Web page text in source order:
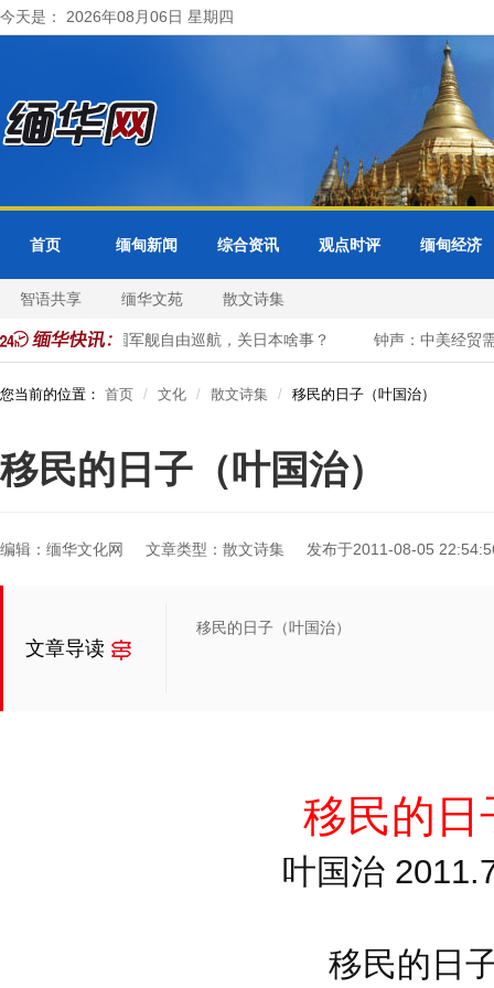
今天是： 2026年08月06日 星期四
首页 缅甸新闻 综合资讯 观点时评 缅甸经济
智语共享 缅华文苑 散文诗集
居民 中国军舰自由巡航，关日本啥事？ 钟声：中美经贸需
您当前的位置： 首页 文化 散文诗集 移民的日子（叶国治）
移民的日子（叶国治）
编辑：缅华文化网 文章类型：散文诗集 发布于2011-08-05
文章导读
移民的日子（叶国治）
移民的日
叶国治
移民的日